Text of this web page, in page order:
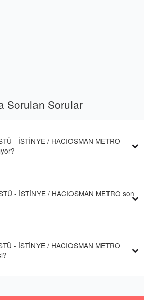
Sorulan Sorular
- İSTİNYE / HACIOSMAN METRO
- İSTİNYE / HACIOSMAN METRO son
- İSTİNYE / HACIOSMAN METRO